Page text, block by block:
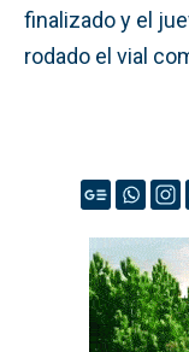
finalizado y el
rodado el vial